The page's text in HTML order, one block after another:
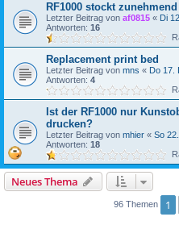
RF1000 stockt
Letzter Beitrag von af0815 « Di
Antworten: 16
Replacement print bed
Letzter Beitrag von mns « Do 17.
Antworten: 4
Ist der RF1000 nur
drucken?
Letzter Beitrag von mhier « So
Antworten: 18
Neues Thema
96 Themen 1